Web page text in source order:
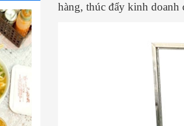
hàng, thúc đẩy kinh doanh